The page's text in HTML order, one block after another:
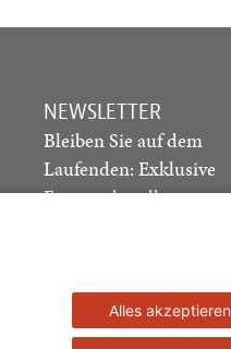
NEWSLETTER
Bleiben Sie auf dem
Laufenden: Exklusive
Essays, aktuelle
Newsletter abonnieren
Alles akzeptieren